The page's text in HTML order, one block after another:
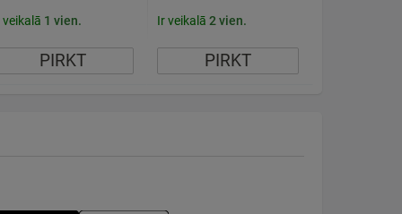
veikalā 1 vien.
PIRKT
Ir veikalā 2 vien.
PIRKT